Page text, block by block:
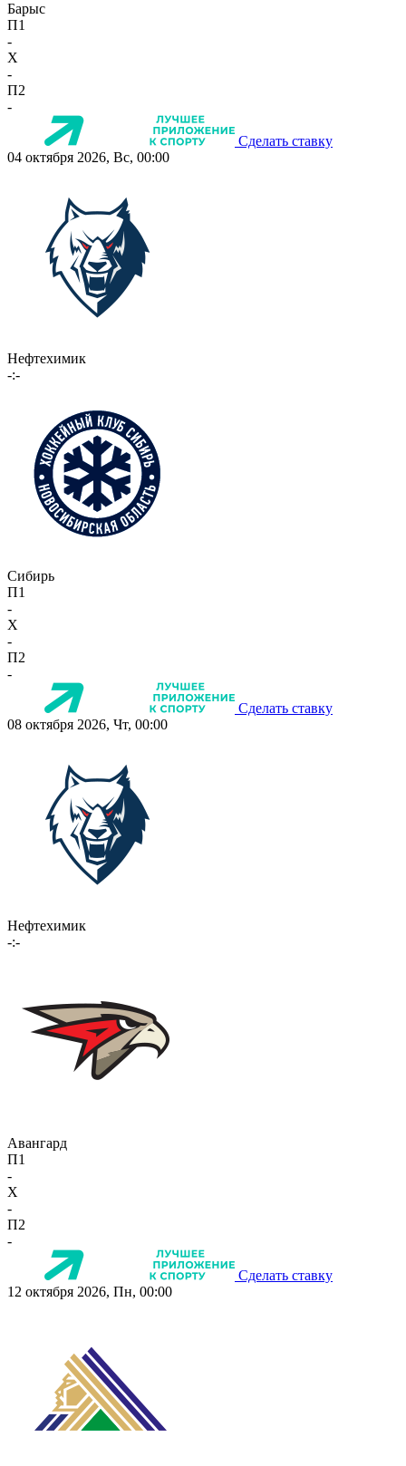
Барыс
П1
-
X
-
П2
-
Сделать ставку
04 октября 2026, Вс, 00:00
Нефтехимик
-:-
Сибирь
П1
-
X
-
П2
-
Сделать ставку
08 октября 2026, Чт, 00:00
Нефтехимик
-:-
Авангард
П1
-
X
-
П2
-
Сделать ставку
12 октября 2026, Пн, 00:00